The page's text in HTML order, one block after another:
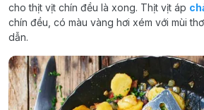
cho thịt vịt chín đều là xong. Thịt vịt áp
chín đều, có màu vàng hơi xém với mùi
dẫn.